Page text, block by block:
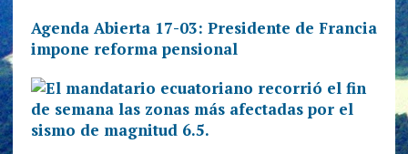
Agenda Abierta 17-03: Presidente de Francia
impone reforma pensional